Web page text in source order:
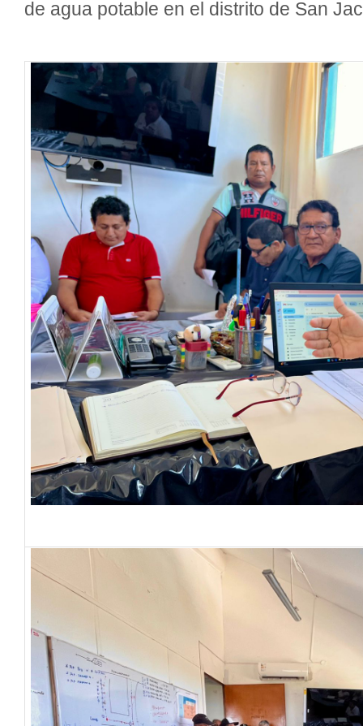
de agua potable en el distrito de San